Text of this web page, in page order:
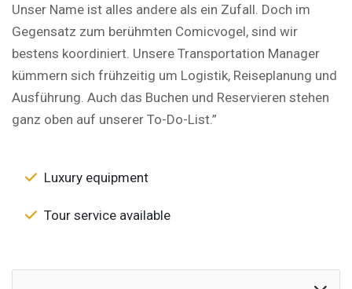
Unser Name ist alles andere als ein Zufall. Doch im
Gegensatz zum berühmten Comicvogel, sind wir
bestens koordiniert. Unsere Transportation Manager
kümmern sich frühzeitig um Logistik, Reiseplanung und
Ausführung. Auch das Buchen und Reservieren stehen
ganz oben auf unserer To-Do-List.”
Luxury equipment
Tour service available